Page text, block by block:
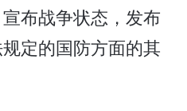
布战争状态，发布
定的国防方面的其